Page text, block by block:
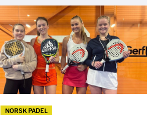
NORSK PADEL